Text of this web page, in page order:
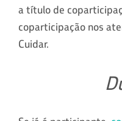
a título de
coparticipação nos
Cuidar.